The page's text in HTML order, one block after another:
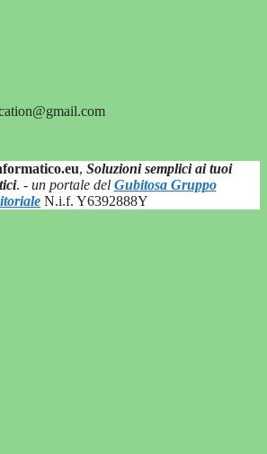
, Soluzioni semplici ai tuoi
. - un portale del Gubitosa Gruppo
N.i.f. Y6392888Y